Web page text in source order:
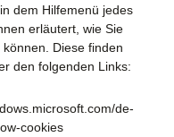
dem Hilfemenü jedes
erläutert, wie Sie
Diese finden
den folgenden Links:
de-
cookies